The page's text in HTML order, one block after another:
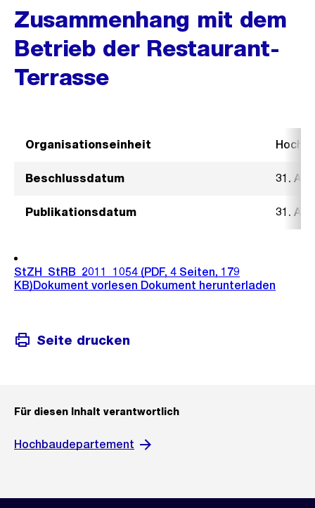
Zusammenhang mit dem
Betrieb der Restaurant-
Terrasse
Organisationseinheit
Beschlussdatum 31.
Publikationsdatum 31.
StZH_StRB_2011_1054 (PDF, 4 Seiten, 179
KB)Dokument vorlesen Dokument herunterladen
Seite drucken
Für diesen Inhalt verantwortlich
Hochbaudepartement